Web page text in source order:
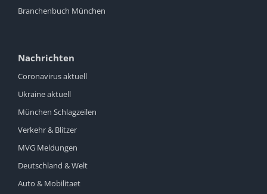
Branchenbuch München
Nachrichten
Coronavirus aktuell
Ukraine aktuell
München Schlagzeilen
Verkehr & Blitzer
MVG Meldungen
Deutschland & Welt
Auto & Mobilitaet